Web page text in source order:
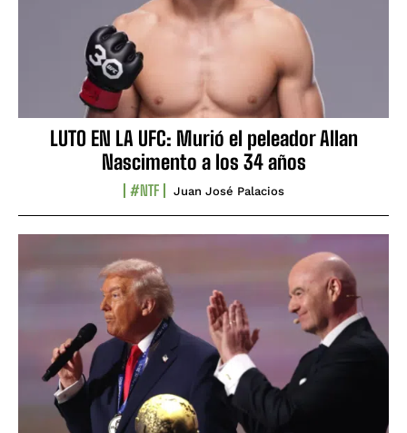
LUTO EN LA UFC: Murió el peleador Allan
Nascimento a los 34 años
#NTF Juan José Palacios